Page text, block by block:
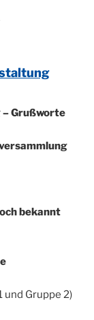
Grußworte
bekannt
und Gruppe 2)